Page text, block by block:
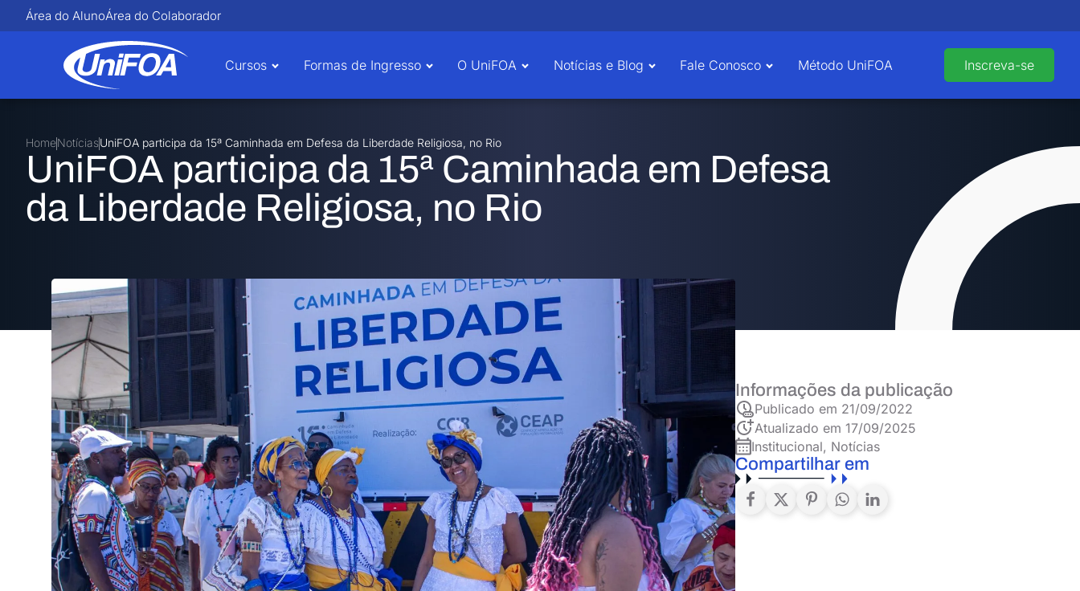
Área do AlunoÁrea do Colaborador
Cursos Formas de Ingresso O UniFOA Notícias e Blog Fale Conosco Método UniFOA Inscreva-se
HomeNotíciasUniFOA participa da 15ª Caminhada em Defesa da Liberdade Religiosa, no Rio
UniFOA participa da 15ª Caminhada em Defesa
da Liberdade Religiosa, no Rio
Informações da publicação
Publicado em 21/09/2022
Atualizado em 17/09/2025
Institucional, Notícias
Compartilhar em